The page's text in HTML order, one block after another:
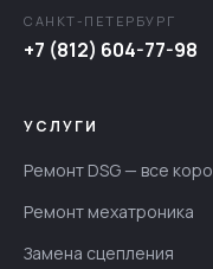
САНКТ-ПЕТЕРБУРГ
+7 (812) 604-77-98
УСЛУГИ
Ремонт DSG — все
Ремонт мехатроника
Замена сцепления